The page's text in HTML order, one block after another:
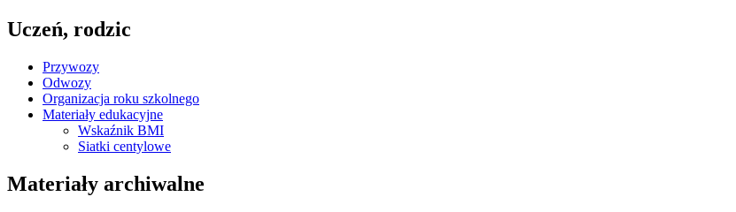
Uczeń, rodzic
Przywozy
Odwozy
Organizacja roku szkolnego
Materiały edukacyjne
Wskaźnik BMI
Siatki centylowe
Materiały archiwalne